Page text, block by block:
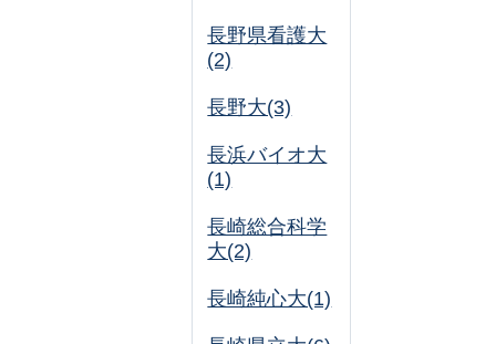
長野県看護大
(2)
長野大(3)
長浜バイオ大
(1)
長崎総合科学
大(2)
長崎純心大(1)